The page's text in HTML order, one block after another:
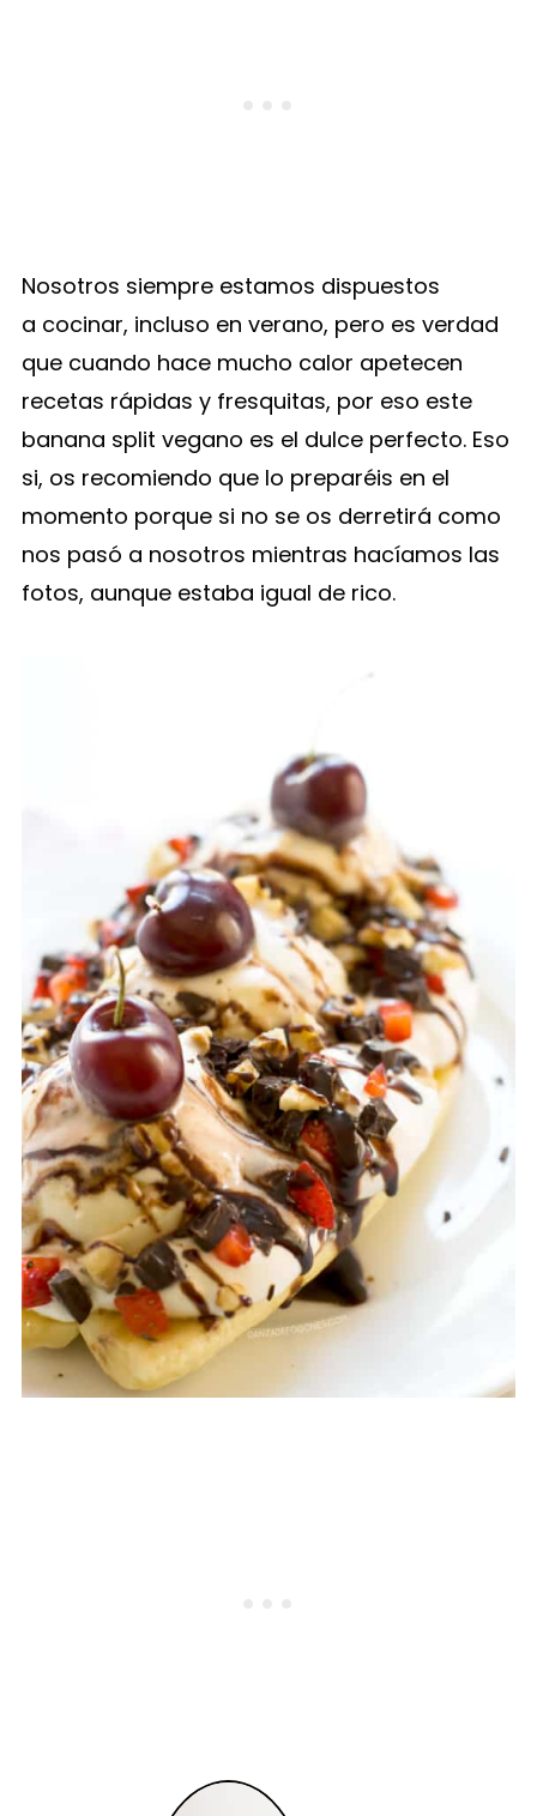
Nosotros siempre estamos dispuestos
a cocinar, incluso en verano, pero es verdad
que cuando hace mucho calor apetecen
recetas rápidas y fresquitas, por eso este
banana split vegano es el dulce perfecto. Eso
si, os recomiendo que lo preparéis en el
momento porque si no se os derretirá como
nos pasó a nosotros mientras hacíamos las
fotos, aunque estaba igual de rico.